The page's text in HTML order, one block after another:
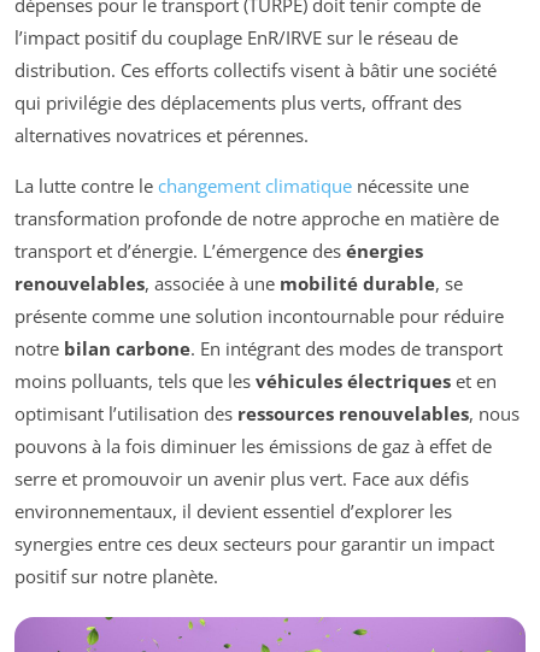
l’impact positif du couplage EnR/IRVE sur le réseau de
distribution. Ces efforts collectifs visent à bâtir une société
qui privilégie des déplacements plus verts, offrant des
alternatives novatrices et pérennes.
La lutte contre le changement climatique nécessite une
transformation profonde de notre approche en matière de
transport et d’énergie. L’émergence des énergies
renouvelables, associée à une mobilité durable, se
présente comme une solution incontournable pour réduire
notre bilan carbone. En intégrant des modes de transport
moins polluants, tels que les véhicules électriques et en
optimisant l’utilisation des ressources renouvelables, nous
pouvons à la fois diminuer les émissions de gaz à effet de
serre et promouvoir un avenir plus vert. Face aux défis
environnementaux, il devient essentiel d’explorer les
synergies entre ces deux secteurs pour garantir un impact
positif sur notre planète.